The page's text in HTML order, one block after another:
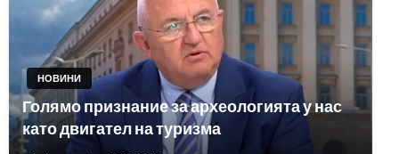
НОВИНИ
Голямо признание за археологията у нас
като двигател на туризма